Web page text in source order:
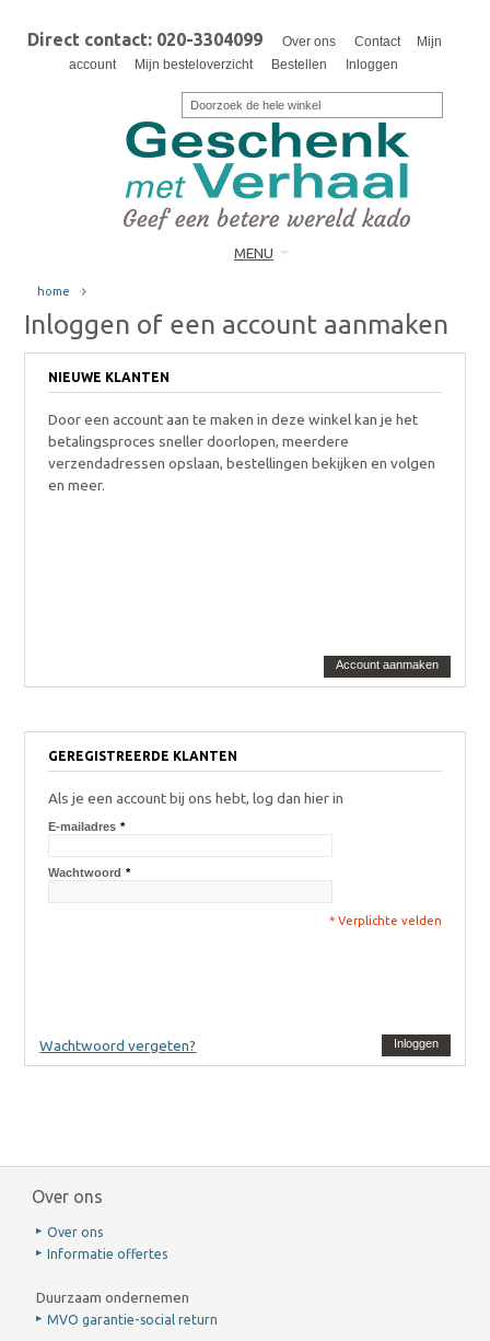
Direct contact: 020-3304099 Over ons Contact
Mijn
account
Mijn besteloverzicht Bestellen Inloggen
MENU
home
Inloggen of een account aanmaken
NIEUWE KLANTEN
Door een account aan te maken in deze winkel kan je het
betalingsproces sneller doorlopen, meerdere
verzendadressen opslaan, bestellingen bekijken en volgen
en meer.
Account aanmaken
GEREGISTREERDE KLANTEN
Als je een account bij ons hebt, log dan hier in
*
E-mailadres
*
Wachtwoord
* Verplichte velden
Wachtwoord vergeten? Inloggen
Over ons
Over ons
Informatie offertes
Duurzaam ondernemen
MVO garantie-social return